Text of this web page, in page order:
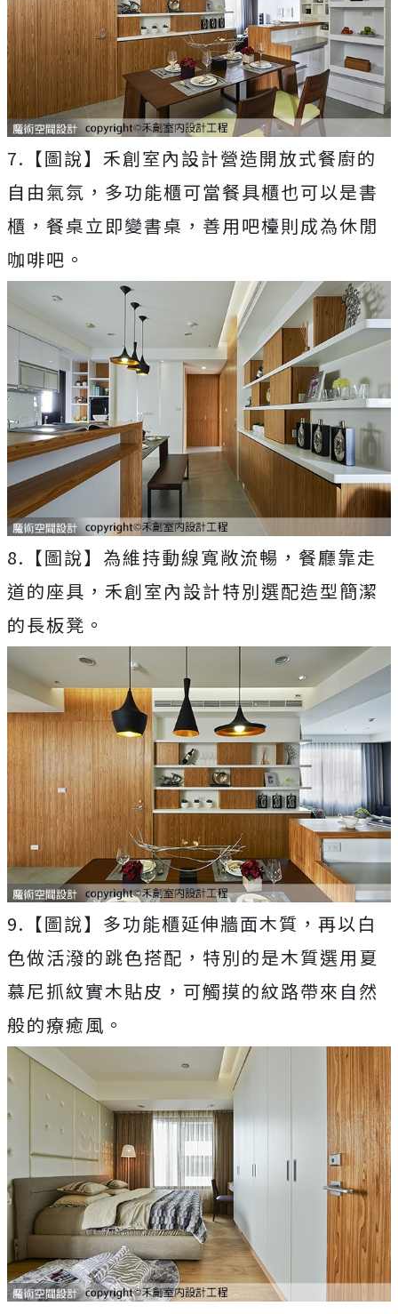
7.【圖說】禾創室內設計營造開放式餐廚的
自由氣氛，多功能櫃可當餐具櫃也可以是書
櫃，餐桌立即變書桌，善用吧檯則成為休閒
咖啡吧。
8.【圖說】為維持動線寬敞流暢，餐廳靠走
道的座具，禾創室內設計特別選配造型簡潔
的長板凳。
9.【圖說】多功能櫃延伸牆面木質，再以白
色做活潑的跳色搭配，特別的是木質選用夏
慕尼抓紋實木貼皮，可觸摸的紋路帶來自然
般的療癒風。